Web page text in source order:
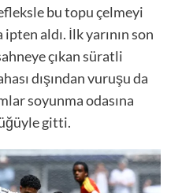
bu topu çelmeyi
aldı. İlk yarının son
çıkan süratli
dışından vuruşu da
soyunma odasına
gitti.